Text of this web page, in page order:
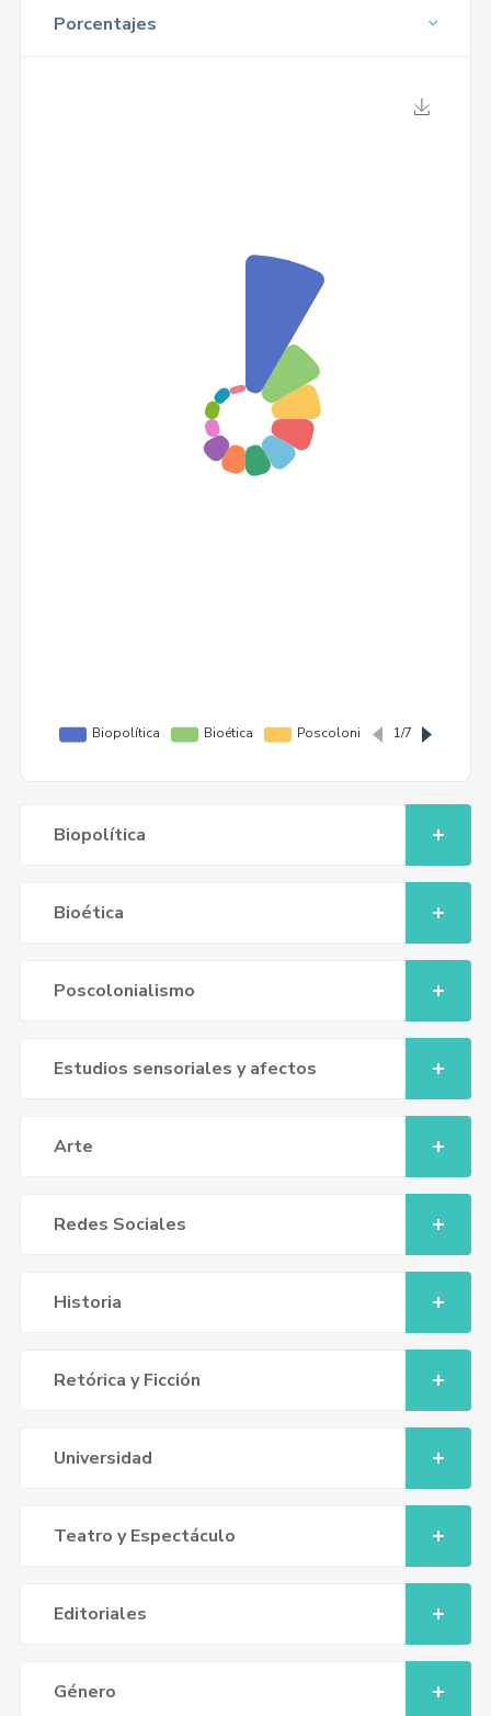
Porcentajes
Biopolítica
Bioética
Poscolonialismo
Estudios sensoriales y afectos
Arte
Redes Sociales
Historia
Retórica y Ficción
Universidad
Teatro y Espectáculo
Editoriales
Género